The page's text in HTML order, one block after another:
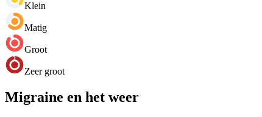
Klein
Matig
Groot
Zeer groot
Migraine en het weer